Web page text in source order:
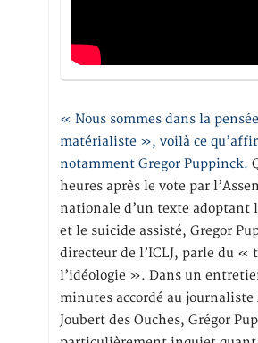
« Nous sommes dans la
matérialiste », voilà ce
notamment Gregor Puppinck.
heures après le vote par
nationale d’un texte adoptant
et le suicide assisté, Gregor
directeur de l’ICLJ, parle du «
l’idéologie ». Dans un
minutes accordé au journaliste
Joubert des Ouches, Grégor